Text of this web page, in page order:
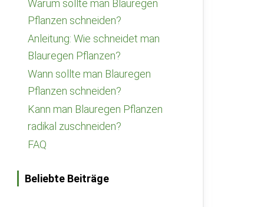
Warum sollte man Blauregen
Pflanzen schneiden?
Anleitung: Wie schneidet man
Blauregen Pflanzen?
Wann sollte man Blauregen
Pflanzen schneiden?
Kann man Blauregen Pflanzen
radikal zuschneiden?
FAQ
Beliebte Beiträge